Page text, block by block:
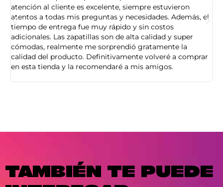
atención al cliente es excelente, siempre estuvieron
atentos a todas mis preguntas y necesidades. Además, el
tiempo de entrega fue muy rápido y sin costos
adicionales. Las zapatillas son de alta calidad y super
cómodas, realmente me sorprendió gratamente la
calidad del producto. Definitivamente volveré a comprar
en esta tienda y la recomendaré a mis amigos.
TAMBIÉN TE PUEDE